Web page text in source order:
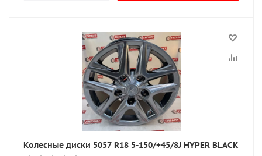
Колесные диски 5057 R18 5-150/+45/8J HYPER BLACK